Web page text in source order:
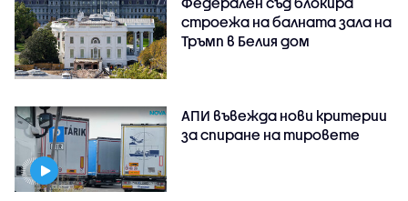
строежа на балната зала на
Тръмп в Белия дом
АПИ въвежда нови критерии
за спиране на тировете